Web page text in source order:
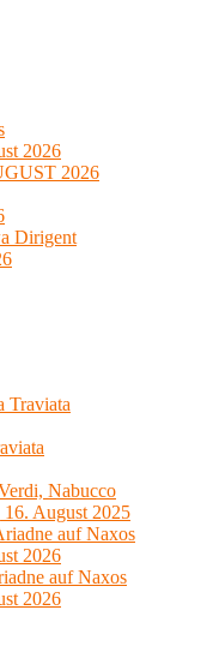
2026
2026
Dirigent
Traviata
Nabucco
August 2025
auf Naxos
2026
auf Naxos
2026